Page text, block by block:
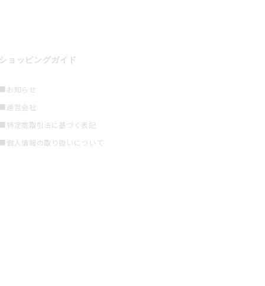
ョッピングガイド
お知らせ
運営会社
特定商取引法に基づく表記
個人情報の取り扱いについて